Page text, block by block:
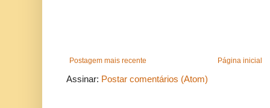
Postagem mais recente Página inicial
Assinar: Postar comentários (Atom)